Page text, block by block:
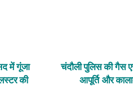
चंदौली पुलिस की गैस
आपूर्ति और
में गूंजा
की